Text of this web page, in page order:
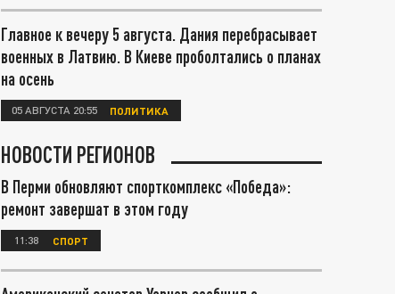
Главное к вечеру 5 августа. Дания перебрасывает
военных в Латвию. В Киеве проболтались о планах
на осень
05 АВГУСТА 20:55 ПОЛИТИКА
НОВОСТИ РЕГИОНОВ
В Перми обновляют спорткомплекс «Победа»:
ремонт завершат в этом году
11:38 СПОРТ